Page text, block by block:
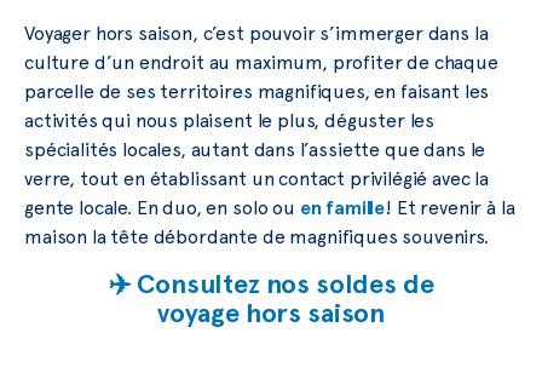
Voyager hors saison, c’est pouvoir s’immerger dans la
culture d’un endroit au maximum, profiter de chaque
parcelle de ses territoires magnifiques, en faisant les
activités qui nous plaisent le plus, déguster les
spécialités locales, autant dans l’assiette que dans le
verre, tout en établissant un contact privilégié avec la
gente locale. En duo, en solo ou en famille! Et revenir à la
maison la tête débordante de magnifiques souvenirs.
✈️ Consultez nos soldes de
voyage hors saison